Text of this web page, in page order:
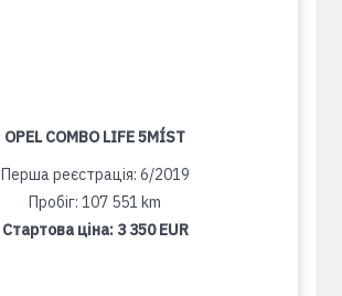
OPEL COMBO LIFE 5MÍST
Перша реєстрація: 6/2019
Пробіг: 107 551 km
Стартова ціна: 3 350 EUR